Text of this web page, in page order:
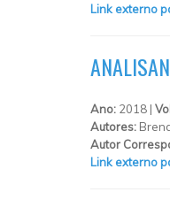
Link externo
Ano: 2018 |
Autores:
Autor
Link externo